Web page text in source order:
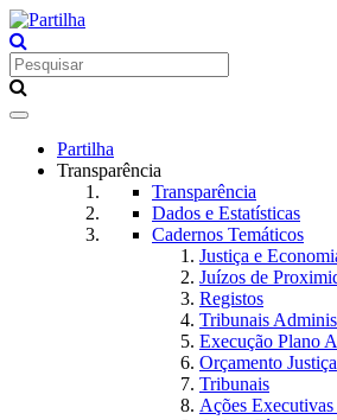
Toggle
navigationPartilha
Transparência
Transparência
Dados e Estatísticas
Cadernos Temáticos
Justiça e
Juízos de
Registos
Tribunais
Execução Plano
Orçamento Justiça
Tribunais
Ações